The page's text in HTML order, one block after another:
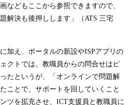
などもここから参照できますので、
解決も後押しします」（ATS 三宅
加え、ポータルの新設やISPアプリの
クトでは、教職員からの問合せはピ
たというが、「オンラインで問題解
ことで、サポートを回していくこと
ツを拡充させ、ICT支援員と教職員に